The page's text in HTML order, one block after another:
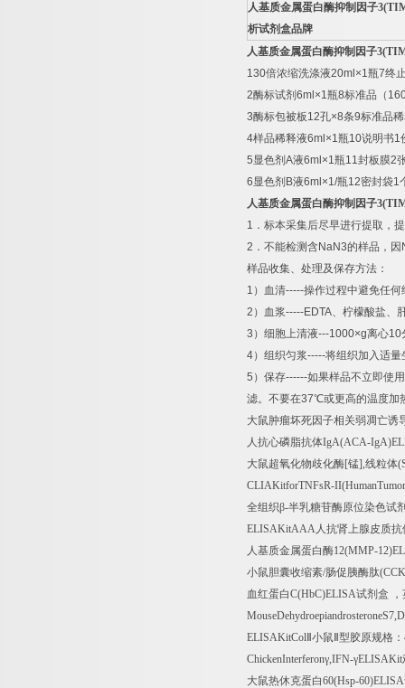
人基质金属蛋白酶抑制因子
析试剂盒品牌
人基质金属蛋白酶抑制因子
130倍浓缩洗涤液20ml×1瓶7终
2酶标试剂 6ml×1瓶8标准品（
3酶标包被板12孔×8条9标准品
4样品稀释液6ml×1瓶10说明书1
5显色剂 A液6ml×1瓶11封板膜2
6显色剂 B液6ml×1/瓶12密封袋1
人基质金属蛋白酶抑制因子
1 ．标本采集后尽早进行提取，
2 ．不能检测含 NaN3的样品，因
样品收集、处理及保存方法：
1 ）血清-----操作过程中避免任
2 ）血浆-----EDTA、柠檬酸盐、
3 ）细胞上清液---1000×g离心10
4）组织匀浆-----将组织加入适量
5 ）保存------如果样品不立即使
滤。不要在37℃或更高的温度加
大鼠肿瘤坏死因子相关弱凋亡诱
人抗心磷脂抗体IgA(ACA-
大鼠超氧化物歧化酶[锰],线粒体
CLIAKitforTNFsR-
全组织β-半乳糖苷酶原位染色试
ELISAKitAAA人抗肾上腺皮质
人基质金属蛋白酶12(MMP-
小鼠胆囊收缩素/肠促胰酶肽
血红蛋白C(HbC)ELISA试剂盒
ELISAKitCol Ⅱ小鼠Ⅱ型胶原规格：
ChickenInterferonγ,IFN-γELISAKit
大鼠热休克蛋白60(Hsp-60)ELISA